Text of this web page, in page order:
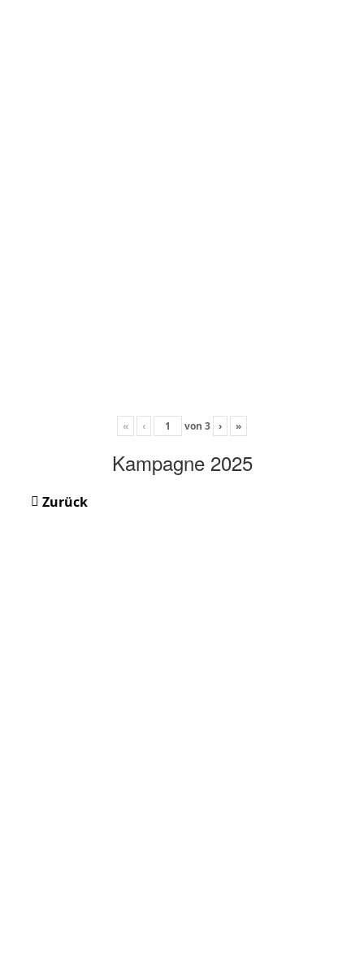
« ‹ von 3 › »
Kampagne 2025
Zurück